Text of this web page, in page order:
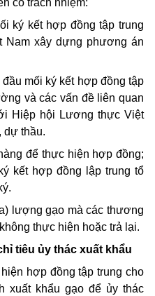
có trách nhiệm:
ký kết hợp đồng tập trung
xây dựng phương án
mối ký kết hợp đồng tập
và các vấn đề liên quan
Hiệp hội Lương thực Việt
dự thầu.
để thực hiện hợp đồng;
kết hợp đồng lập trung tổ
lượng gạo mà các thương
thực hiện hoặc trả lại.
tiêu ủy thác xuất khẩu
hợp đồng tập trung cho
xuất khẩu gạo để ủy thác